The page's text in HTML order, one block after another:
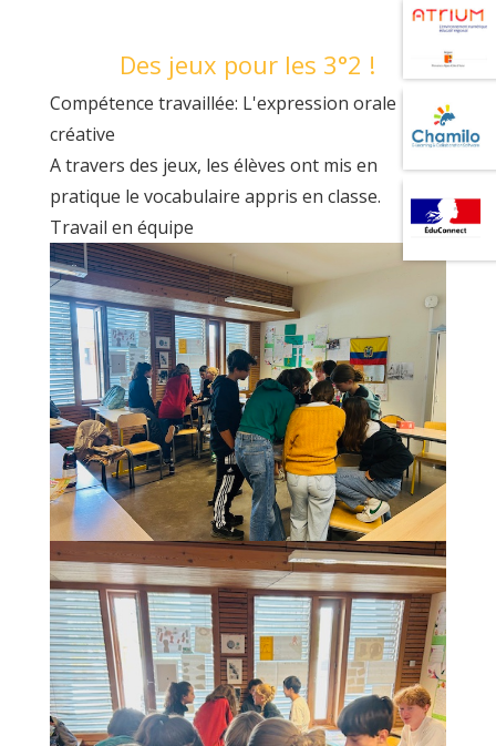
Des jeux pour les 3°2 !
Compétence travaillée: L'expression orale
créative
A travers des jeux, les élèves ont mis en
pratique le vocabulaire appris en classe.
Travail en équipe